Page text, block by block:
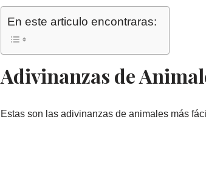
En este articulo encontraras:
Adivinanzas de
Estas son las adivinanzas de animales más